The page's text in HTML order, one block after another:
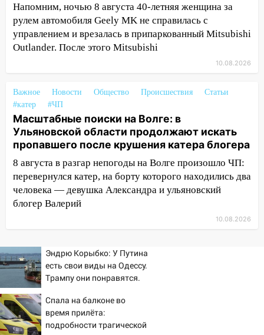
19:43 Из-за ураганного ветра упали
деревья в парке «Победы»
18:00 Пепелище на Балтийской: в
17:15
Прогноз погоды на 10 августа в
Ульяновской области
16:00 В Ульяновске во время шторма на
Волге пропал известный блогер: нужна
15:28 Соцсети: на «Ауди» упало дерево
в Новом городе
15:12
В Ульяновске выгорела кухня в
14:18
Гинеколог рассказала о том, с
какими сложностями сталкиваются
молодые мамы
13:02
Соцсети: на улице Розы
Люксембург дерево упало на
автомобиль
Напомним, ночью 8 августа 40-летняя женщина за
рулем автомобиля Geely MK не справилась с
управлением и врезалась в припаркованный Mitsubishi
Outlander. После этого Mitsubishi
10.08.2026
Важное Новости Общество Происшествия
Статьи
#катер
#ЧП
Масштабные поиски на Волге: в
Ульяновской области продолжают искать
пропавшего после крушения катера блогера
8 августа в разгар непогоды на Волге произошло ЧП:
перевернулся катер, на борту которого находились два
человека — девушка Александра и ульяновский
блогер Валерий
10.08.2026
Эндрю Корыбко: У Путина
есть свои виды на Одессу.
Трампу они понравятся.
Спала на балконе во
время прилёта:
подробности трагической